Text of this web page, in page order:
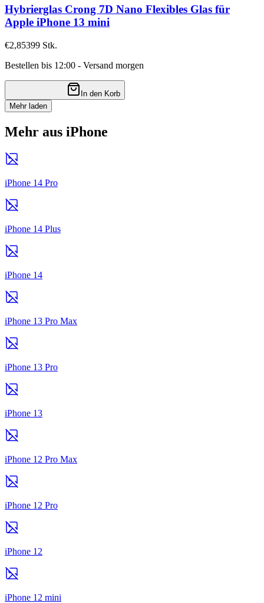
Hybrierglas Crong 7D Nano Flexibles Glas für
Apple iPhone 13 mini
€2,85399 Stk.
Bestellen bis 12:00 - Versand morgen
In den Korb
Mehr laden
Mehr aus iPhone
iPhone 14 Pro
iPhone 14 Plus
iPhone 14
iPhone 13 Pro Max
iPhone 13 Pro
iPhone 13
iPhone 12 Pro Max
iPhone 12 Pro
iPhone 12
iPhone 12 mini